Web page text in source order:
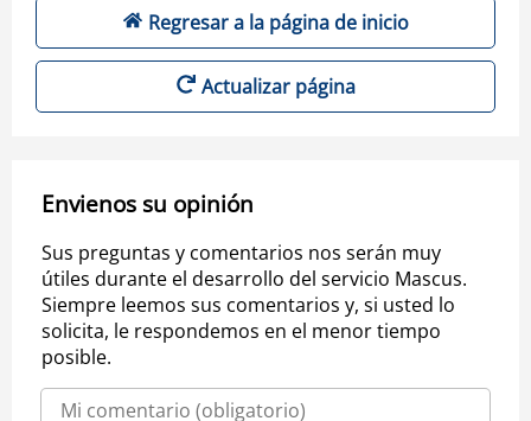
Regresar a la página de inicio
Actualizar página
Envienos su opinión
Sus preguntas y comentarios nos serán muy
útiles durante el desarrollo del servicio Mascus.
Siempre leemos sus comentarios y, si usted lo
solicita, le respondemos en el menor tiempo
posible.